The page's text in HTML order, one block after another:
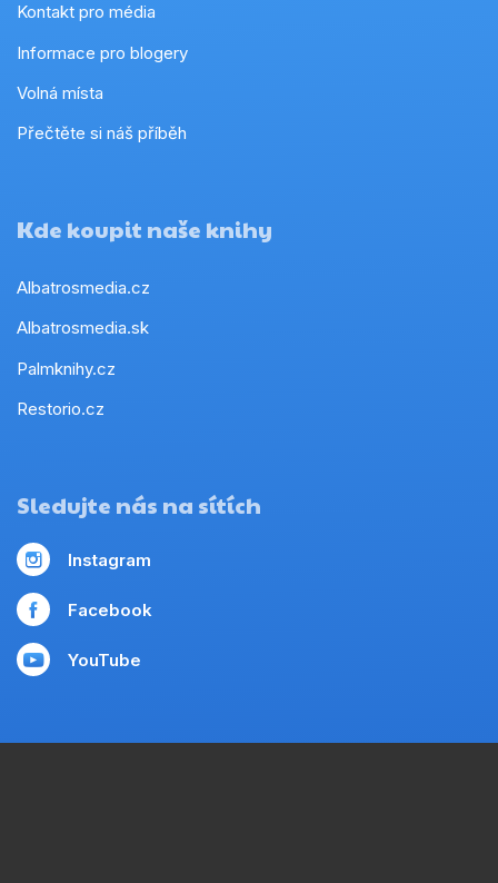
Kontakt pro média
Informace pro blogery
Volná místa
Přečtěte si náš příběh
Kde koupit naše knihy
Albatrosmedia.cz
Albatrosmedia.sk
Palmknihy.cz
Restorio.cz
Sledujte nás na sítích
Instagram
Facebook
YouTube